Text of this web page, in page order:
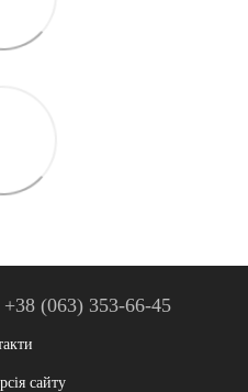
+38 (063) 353-66-45
сайту